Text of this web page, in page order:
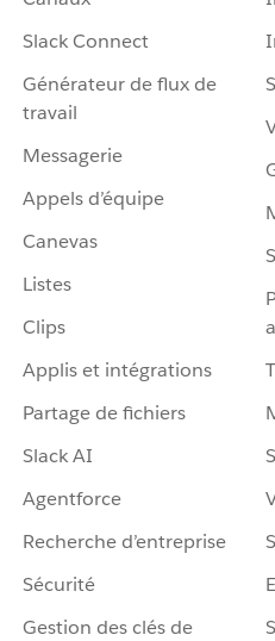
Slack Connect
Générateur de flux de
travail
Messagerie
Appels d’équipe
Canevas
Listes
Clips
Applis et intégrations
Partage de fichiers
Slack AI
Agentforce
Recherche d’entreprise
Sécurité
Gestion des clés de